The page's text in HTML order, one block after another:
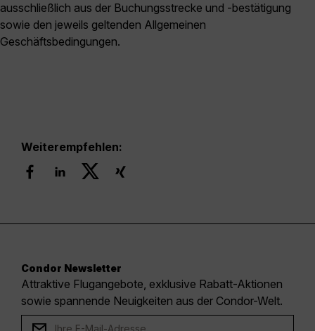
ausschließlich aus der Buchungsstrecke und -bestätigung
sowie den jeweils geltenden Allgemeinen
Geschäftsbedingungen.
Weiterempfehlen:
Condor Newsletter
Attraktive Flugangebote, exklusive Rabatt-Aktionen
sowie spannende Neuigkeiten aus der Condor-Welt.